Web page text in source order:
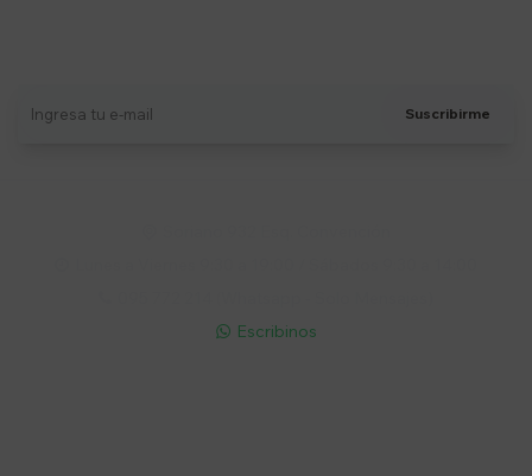
Suscribirme
 Escribinos